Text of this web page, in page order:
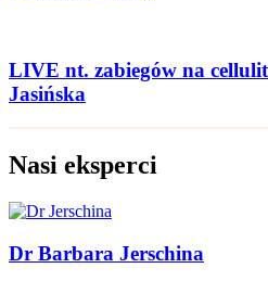
LIVE nt. zabiegów na
Jasińska
Nasi eksperci
Dr Barbara Jerschina